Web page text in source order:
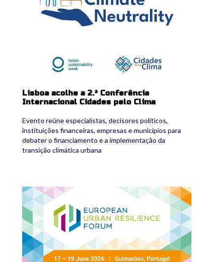
Lisboa acolhe a 2.ª Conferência
Internacional Cidades pelo Clima
Evento reúne especialistas, decisores políticos,
instituições financeiras, empresas e municípios para
debater o financiamento e a implementação da
transição climática urbana
euresfo26.png